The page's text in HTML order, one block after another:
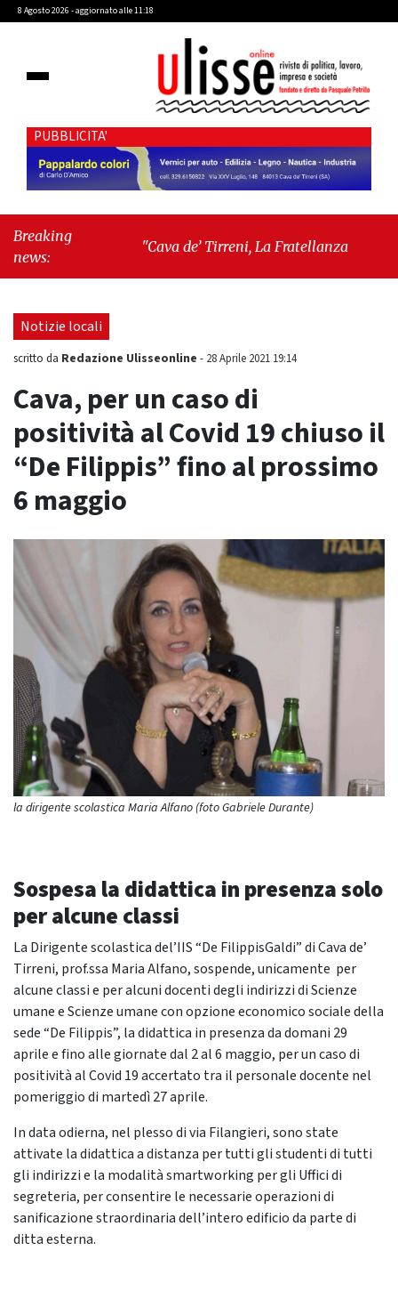
8 Agosto 2026 - aggiornato alle 11:18
PUBBLICITA'
Breaking
news:
"Cava de’ Tirreni, La Fratellanza sull'ultima
l’impero di cemento"
Notizie locali
scritto da Redazione Ulisseonline - 28 Aprile 2021 19:14
Cava, per un caso di
positività al Covid 19 chiuso il
“De Filippis” fino al prossimo
6 maggio
la dirigente scolastica Maria Alfano (foto Gabriele Durante)
Sospesa la didattica in presenza solo
per alcune classi
La Dirigente scolastica del’IIS “De FilippisGaldi” di Cava de’
Tirreni, prof.ssa Maria Alfano, sospende, unicamente per
alcune classi e per alcuni docenti degli indirizzi di Scienze
umane e Scienze umane con opzione economico sociale della
sede “De Filippis”, la didattica in presenza da domani 29
aprile e fino alle giornate dal 2 al 6 maggio, per un caso di
positività al Covid 19 accertato tra il personale docente nel
pomeriggio di martedì 27 aprile.
In data odierna, nel plesso di via Filangieri, sono state
attivate la didattica a distanza per tutti gli studenti di tutti
gli indirizzi e la modalità smartworking per gli Uffici di
segreteria, per consentire le necessarie operazioni di
sanificazione straordinaria dell’intero edificio da parte di
ditta esterna.